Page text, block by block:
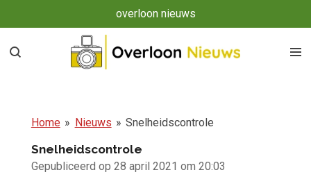
direct
naar
overloon nieuws
Home » Nieuws » Snelheidscontrole
Snelheidscontrole
Gepubliceerd op 28 april 2021 om 20:03